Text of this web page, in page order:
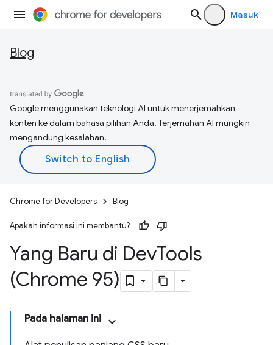
Masuk
Blog
Google menggunakan teknologi AI untuk menerjemahkan
konten ke dalam bahasa pilihan Anda. Terjemahan AI mungkin
mengandung kesalahan.
Chrome for Developers Blog
Apakah informasi ini membantu?
Yang Baru di DevTools
(Chrome 95)
Pada halaman ini